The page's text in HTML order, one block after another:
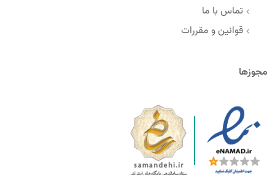
تماس با ما
قوانین و مقررات
مجوزها